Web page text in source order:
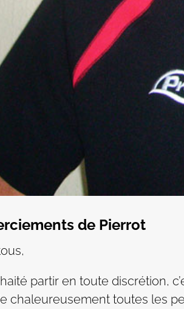
de Pierrot
partir en toute discrétion,
chaleureusement toutes les